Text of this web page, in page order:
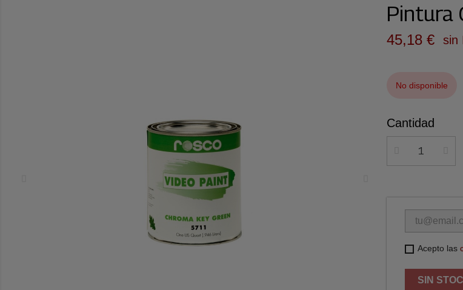
Pintura
45,18 € sin
No disponible
Cantidad
Acepto las
SIN